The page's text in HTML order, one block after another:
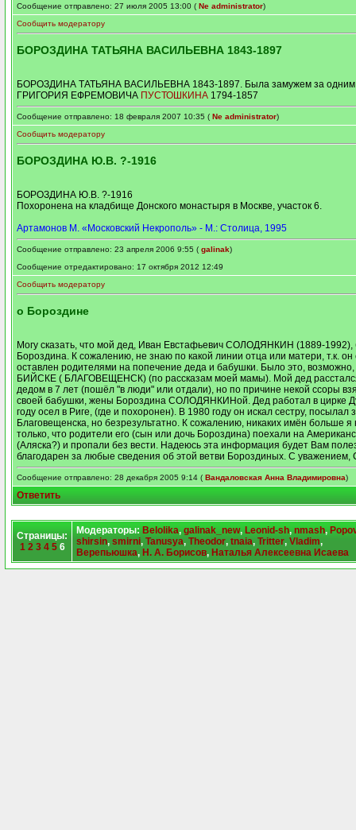
Сообщение отправлено: 27 июля 2005 13:00 ( Ne administrator)
Сообщить модератору
БОРОЗДИНА ТАТЬЯНА ВАСИЛЬЕВНА 1843-1897
БОРОЗДИНА ТАТЬЯНА ВАСИЛЬЕВНА 1843-1897. Была замужем за одним
ГРИГОРИЯ ЕФРЕМОВИЧА ПУСТОШКИНА 1794-1857
Сообщение отправлено: 18 февраля 2007 10:35 ( Ne administrator)
Сообщить модератору
БОРОЗДИНА Ю.В. ?-1916
БОРОЗДИНА Ю.В. ?-1916
Похоронена на кладбище Донского монастыря в Москве, участок 6.
Артамонов М. «Московский Некрополь» - М.: Столица, 1995
Сообщение отправлено: 23 апреля 2006 9:55 ( galinak)
Сообщение отредактировано: 17 октября 2012 12:49
Сообщить модератору
о Бороздине
Могу сказать, что мой дед, Иван Евстафьевич СОЛОДЯНКИН (1889-1992),
Бороздина. К сожалению, не знаю по какой линии отца или матери, т.к. он
оставлен родителями на попечение деда и бабушки. Было это, возможно,
БИЙСКЕ ( БЛАГОВЕЩЕНСК) (по рассказам моей мамы). Мой дед
дедом в 7 лет (пошёл "в люди" или отдали), но по причине некой ссоры
своей бабушки, жены Бороздина СОЛОДЯНКИНой. Дед работал в цирке
году осел в Риге, (где и похоронен). В 1980 году он искал сестру, посылал
Благовещенска, но безрезультатно. К сожалению, никаких имён больше
только, что родители его (сын или дочь Бороздина) поехали на
(Аляска?) и пропали без вести. Надеюсь эта информация будет Вам
благодарен за любые сведения об этой ветви Бороздиных. С уважением,
Сообщение отправлено: 28 декабря 2005 9:14 ( Вандаловская Анна Владимировна)
Ответить
Страницы:
1 2 3 4 56
Модераторы: Belolika, galinak_new, Leonid-sh, nmash,
shirsin, smirni, Tanusya, Theodor, tnaia, Tritter, Vladim,
Верепьюшка, Н. А. Борисов, Наталья Алексеевна Исаева